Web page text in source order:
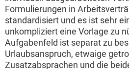
Formulierungen in
standardisiert und es ist sehr
unkompliziert eine Vorlage zu
Aufgabenfeld ist separat zu
Urlaubsanspruch, etwaige
Zusatzabsprachen und die